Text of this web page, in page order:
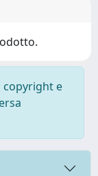
copyright e